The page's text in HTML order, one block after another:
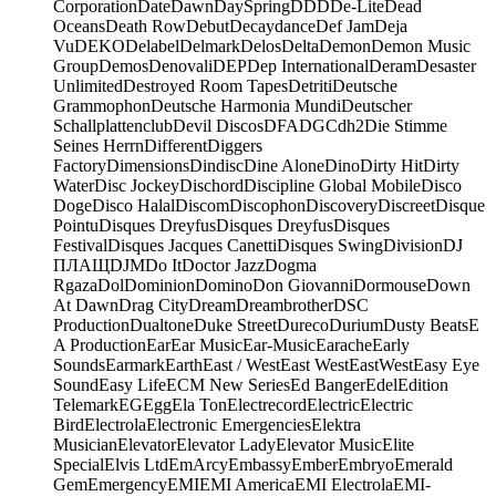
CorporationDateDawnDaySpringDDDDe-LiteDead
OceansDeath RowDebutDecaydanceDef JamDeja
VuDEKODelabelDelmarkDelosDeltaDemonDemon Music
GroupDemosDenovaliDEPDep InternationalDeramDesaster
UnlimitedDestroyed Room TapesDetritiDeutsche
GrammophonDeutsche Harmonia MundiDeutscher
SchallplattenclubDevil DiscosDFADGCdh2Die Stimme
Seines HerrnDifferentDiggers
FactoryDimensionsDindiscDine AloneDinoDirty HitDirty
WaterDisc JockeyDischordDiscipline Global MobileDisco
DogeDisco HalalDiscomDiscophonDiscoveryDiscreetDisque
PointuDisques DreyfusDisques DreyfusDisques
FestivalDisques Jacques CanettiDisques SwingDivisionDJ
ПЛАЩDJMDo ItDoctor JazzDogma
RgazaDolDominionDominoDon GiovanniDormouseDown
At DawnDrag CityDreamDreambrotherDSC
ProductionDualtoneDuke StreetDurecoDuriumDusty BeatsE
A ProductionEarEar MusicEar-MusicEaracheEarly
SoundsEarmarkEarthEast / WestEast WestEastWestEasy Eye
SoundEasy LifeECM New SeriesEd BangerEdelEdition
TelemarkEGEggEla TonElectrecordElectricElectric
BirdElectrolaElectronic EmergenciesElektra
MusicianElevatorElevator LadyElevator MusicElite
SpecialElvis LtdEmArcyEmbassyEmberEmbryoEmerald
GemEmergencyEMIEMI AmericaEMI ElectrolaEMI-